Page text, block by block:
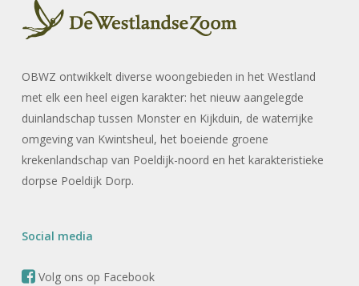
OBWZ ontwikkelt diverse woongebieden in het Westland
met elk een heel eigen karakter: het nieuw aangelegde
duinlandschap tussen Monster en Kijkduin, de waterrijke
omgeving van Kwintsheul, het boeiende groene
krekenlandschap van Poeldijk-noord en het karakteristieke
dorpse Poeldijk Dorp.
Social media
Volg ons op Facebook